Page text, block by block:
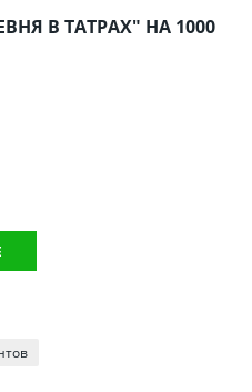
В ТАТРАХ" НА 1000